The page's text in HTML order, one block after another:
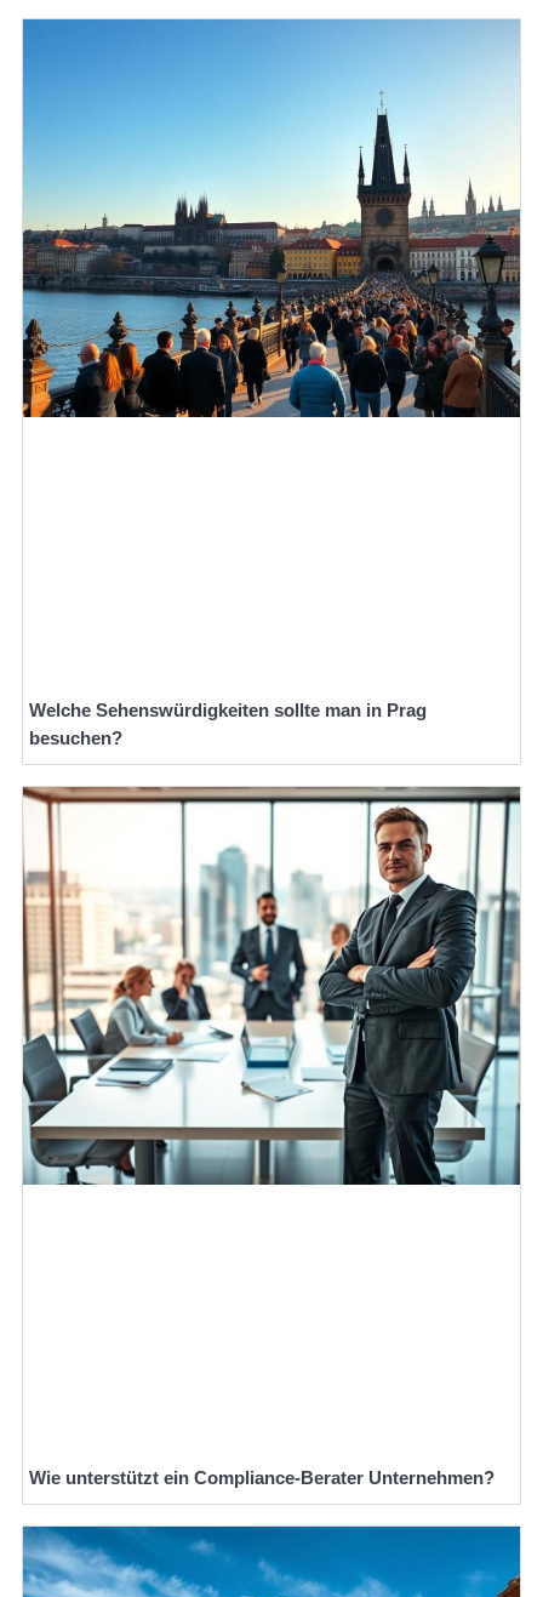
Welche Sehenswürdigkeiten sollte man in Prag
besuchen?
Wie unterstützt ein Compliance-Berater Unternehmen?